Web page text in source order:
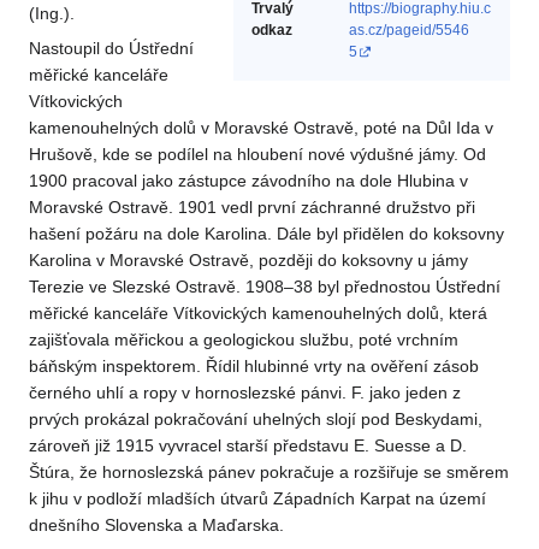
Trvalý
odkaz
https://biography.hiu.c
as.cz/pageid/5546
5
(Ing.).
Nastoupil do Ústřední
měřické kanceláře
Vítkovických
kamenouhelných dolů v Moravské Ostravě, poté na Důl Ida v
Hrušově, kde se podílel na hloubení nové výdušné jámy. Od
1900 pracoval jako zástupce závodního na dole Hlubina v
Moravské Ostravě. 1901 vedl první záchranné družstvo při
hašení požáru na dole Karolina. Dále byl přidělen do koksovny
Karolina v Moravské Ostravě, později do koksovny u jámy
Terezie ve Slezské Ostravě. 1908–38 byl přednostou Ústřední
měřické kanceláře Vítkovických kamenouhelných dolů, která
zajišťovala měřickou a geologickou službu, poté vrchním
báňským inspektorem. Řídil hlubinné vrty na ověření zásob
černého uhlí a ropy v hornoslezské pánvi. F. jako jeden z
prvých prokázal pokračování uhelných slojí pod Beskydami,
zároveň již 1915 vyvracel starší představu E. Suesse a D.
Štúra, že hornoslezská pánev pokračuje a rozšiřuje se směrem
k jihu v podloží mladších útvarů Západních Karpat na území
dnešního Slovenska a Maďarska.